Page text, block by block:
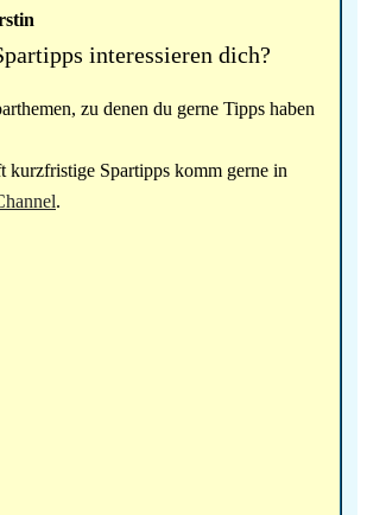
interessieren dich?
zu denen du gerne Tipps haben
kurzfristige Spartipps komm gerne in
.